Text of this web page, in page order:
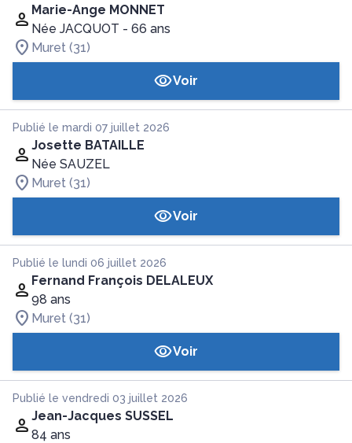
Marie-Ange MONNET
Née JACQUOT - 66 ans
Muret (31)
Voir
Publié le mardi 07 juillet 2026
Josette BATAILLE
Née SAUZEL
Muret (31)
Voir
Publié le lundi 06 juillet 2026
Fernand François DELALEUX
98 ans
Muret (31)
Voir
Publié le vendredi 03 juillet 2026
Jean-Jacques SUSSEL
84 ans